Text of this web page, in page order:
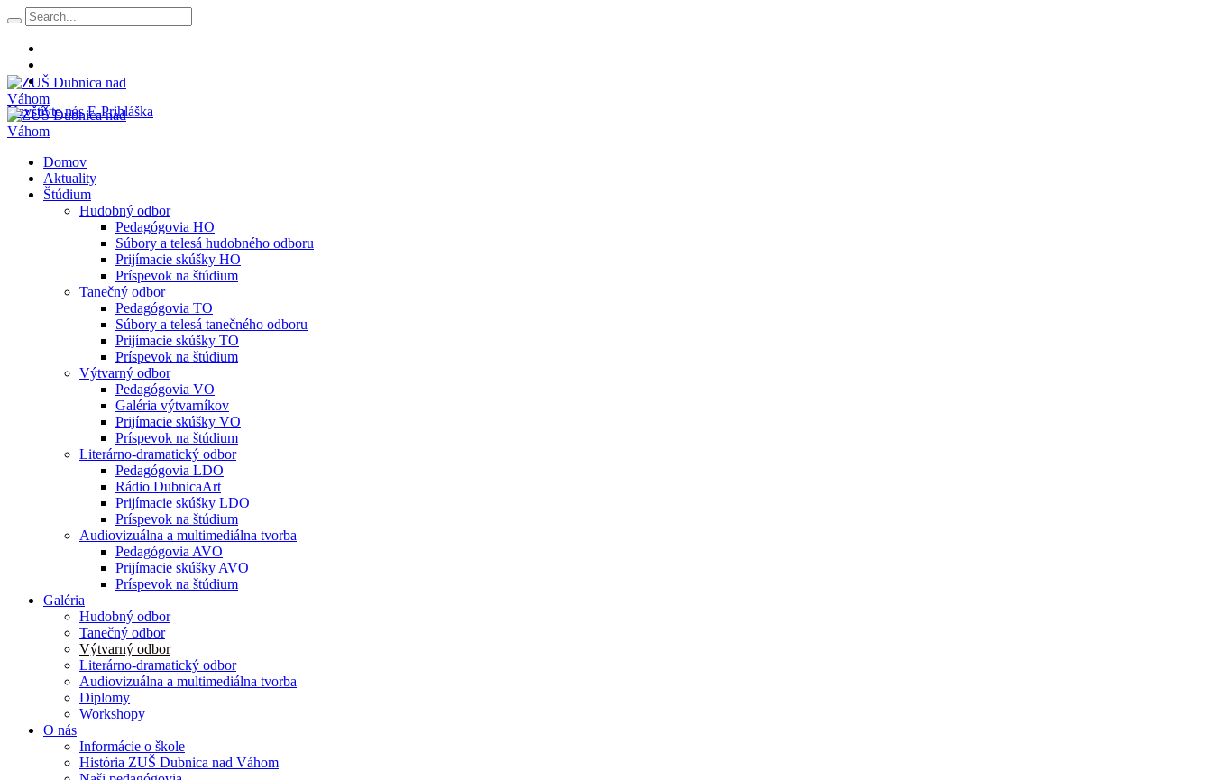
Navštívte nás E-Prihláška
Domov
Aktuality
Štúdium
Hudobný odbor
Pedagógovia HO
Súbory a telesá hudobného odboru
Prijímacie skúšky HO
Príspevok na štúdium
Tanečný odbor
Pedagógovia TO
Súbory a telesá tanečného odboru
Prijímacie skúšky TO
Príspevok na štúdium
Výtvarný odbor
Pedagógovia VO
Galéria výtvarníkov
Prijímacie skúšky VO
Príspevok na štúdium
Literárno-dramatický odbor
Pedagógovia LDO
Rádio DubnicaArt
Prijímacie skúšky LDO
Príspevok na štúdium
Audiovizuálna a multimediálna tvorba
Pedagógovia AVO
Prijímacie skúšky AVO
Príspevok na štúdium
Galéria
Hudobný odbor
Tanečný odbor
Výtvarný odbor
Literárno-dramatický odbor
Audiovizuálna a multimediálna tvorba
Diplomy
Workshopy
O nás
Informácie o škole
História ZUŠ Dubnica nad Váhom